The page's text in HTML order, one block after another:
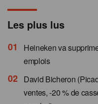
Les plus lus
Heineken va
emplois
David Bicheron
ventes, -20 % de